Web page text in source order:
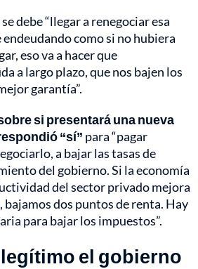
debe “llegar a renegociar esa
como si no hubiera
eso va a hacer que
a largo plazo, que nos bajen los
garantía”.
si presentará una nueva
“sí” para “pagar
a bajar las tasas de
del gobierno. Si la economía
del sector privado mejora
bajamos dos puntos de renta. Hay
para bajar los impuestos”.
el gobierno